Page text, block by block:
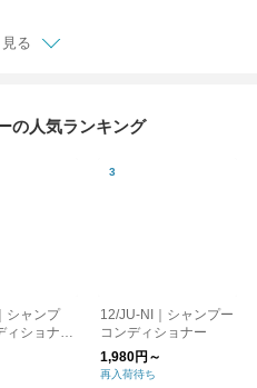
る
の人気ランキング
シャンプ
ィショナー
替）【送
12/JU-NI｜シャンプー
コンディショナー
1,980円～
再入荷待ち